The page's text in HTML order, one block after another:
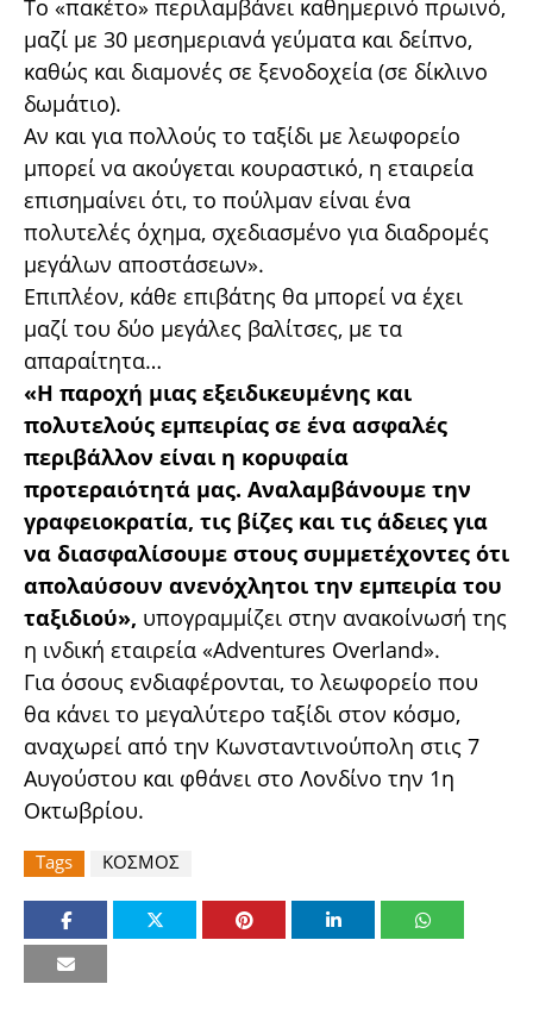
Το «πακέτο» περιλαμβάνει καθημερινό πρωινό,
μαζί με 30 μεσημεριανά γεύματα και δείπνο,
καθώς και διαμονές σε ξενοδοχεία (σε δίκλινο
δωμάτιο).
Αν και για πολλούς το ταξίδι με λεωφορείο
μπορεί να ακούγεται κουραστικό, η εταιρεία
επισημαίνει ότι, το πούλμαν είναι ένα
πολυτελές όχημα, σχεδιασμένο για διαδρομές
μεγάλων αποστάσεων».
Επιπλέον, κάθε επιβάτης θα μπορεί να έχει
μαζί του δύο μεγάλες βαλίτσες, με τα
απαραίτητα…
«Η παροχή μιας εξειδικευμένης και
πολυτελούς εμπειρίας σε ένα ασφαλές
περιβάλλον είναι η κορυφαία
προτεραιότητά μας. Αναλαμβάνουμε την
γραφειοκρατία, τις βίζες και τις άδειες για
να διασφαλίσουμε στους συμμετέχοντες ότι
απολαύσουν ανενόχλητοι την εμπειρία του
ταξιδιού», υπογραμμίζει στην ανακοίνωσή της
η ινδική εταιρεία «Adventures Overland».
Για όσους ενδιαφέρονται, το λεωφορείο που
θα κάνει το μεγαλύτερο ταξίδι στον κόσμο,
αναχωρεί από την Κωνσταντινούπολη στις 7
Αυγούστου και φθάνει στο Λονδίνο την 1η
Οκτωβρίου.
Tags ΚΟΣΜΟΣ